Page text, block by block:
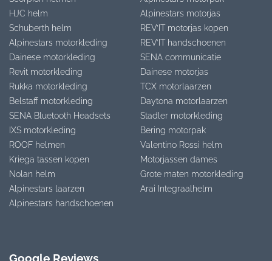
HJC helm
Schuberth helm
Alpinestars motorkleding
Dainese motorkleding
Revit motorkleding
Rukka motorkleding
Belstaff motorkleding
SENA Bluetooth Headsets
IXS motorkleding
ROOF helmen
Kriega tassen kopen
Nolan helm
Alpinestars laarzen
Alpinestars handschoenen
Alpinestars motorjas
REV’IT motorjas kopen
REV’IT handschoenen
SENA communicatie
Dainese motorjas
TCX motorlaarzen
Daytona motorlaarzen
Stadler motorkleding
Bering motorpak
Valentino Rossi helm
Motorjassen dames
Grote maten motorkleding
Arai Integraalhelm
Google Reviews